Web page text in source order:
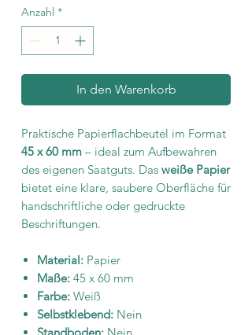
Anzahl *
In den Warenkorb
Praktische Papierflachbeutel im Format
45 x 60 mm – ideal zum Aufbewahren
des eigenen Saatguts. Das weiße Papier
bietet eine klare, saubere Oberfläche für
handschriftliche oder gedruckte
Beschriftungen.
Material: Papier
Maße: 45 x 60 mm
Farbe: Weiß
Selbstklebend: Nein
Standboden: Nein